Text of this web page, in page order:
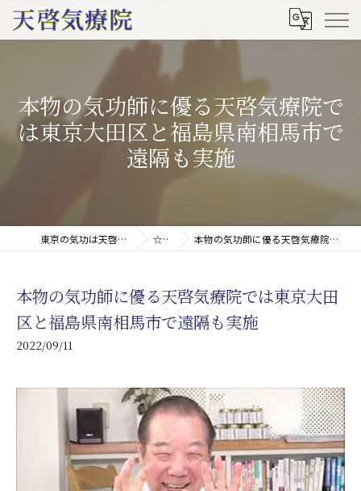
本物の気功師に優る天啓気療院で
は東京大田区と福島県南相馬市で
遠隔も実施
東京の気功は天啓気療院(天啓気功療法治療院) ☆ブログ 本物の気功師に優る天啓気療院では東京大田区と福島県南相馬市で遠隔も実施
本物の気功師に優る天啓気療院では東京大田
区と福島県南相馬市で遠隔も実施
2022/09/11